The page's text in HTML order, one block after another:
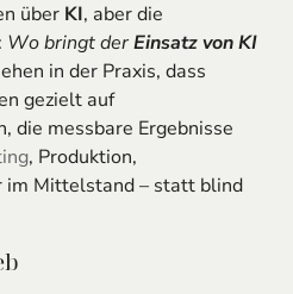
über KI, aber die
Wo bringt derEinsatz von KI
in der Praxis, dass
gezielt auf
die messbare Ergebnisse
, Produktion,
im Mittelstand – statt blind